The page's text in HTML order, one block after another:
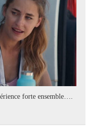
forte ensemble….